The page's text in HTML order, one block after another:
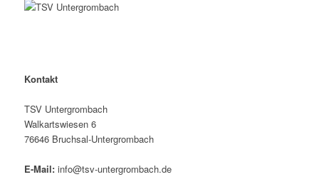
Kontakt
TSV Untergrombach
Walkartswiesen 6
76646 Bruchsal-Untergrombach
E-Mail: info@tsv-untergrombach.de